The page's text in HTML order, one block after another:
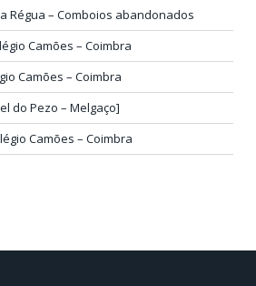
Régua – Comboios abandonados
Camões – Coimbra
Camões – Coimbra
do Pezo – Melgaço]
Camões – Coimbra